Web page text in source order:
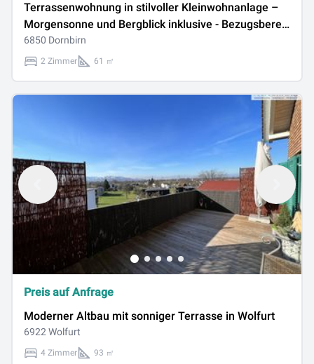
Terrassenwohnung in stilvoller Kleinwohnanlage –
Morgensonne und Bergblick inklusive - Bezugsbereit
Ende 2026 - Top 5
6850 Dornbirn
2 Zimmer 61 ㎡
Preis auf Anfrage
Moderner Altbau mit sonniger Terrasse in Wolfurt
6922 Wolfurt
4 Zimmer 93 ㎡